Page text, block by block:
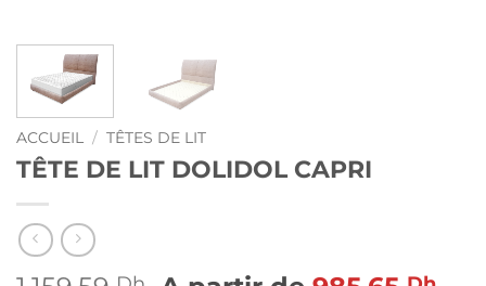
ACCUEIL / TÊTES DE LIT
TÊTE DE LIT DOLIDOL CAPRI